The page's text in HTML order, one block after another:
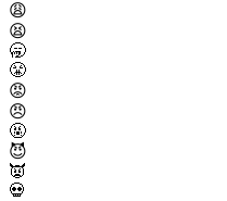
😩
😫
🥱
😤
😡
😠
🤬
😈
👿
💀